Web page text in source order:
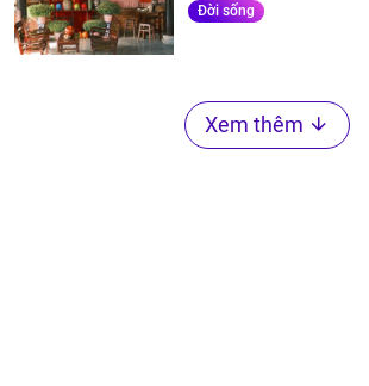
Đời sống
Xem thêm